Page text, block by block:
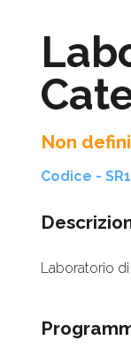
Non
Codice -
Laboratorio